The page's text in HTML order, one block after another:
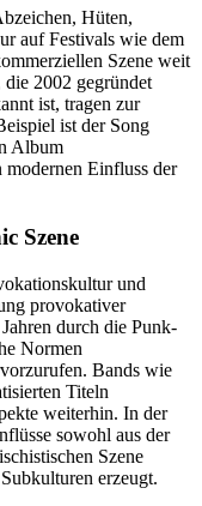
Hüten,
auf Festivals wie dem
Szene weit
2002 gegründet
ist, tragen zur
ist der Song
Album
modernen Einfluss der
Szene
und
provokativer
durch die Punk-
Normen
Bands wie
Titeln
weiterhin. In der
sowohl aus der
Szene
erzeugt.